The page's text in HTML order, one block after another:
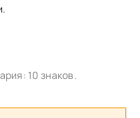
10 знаков.